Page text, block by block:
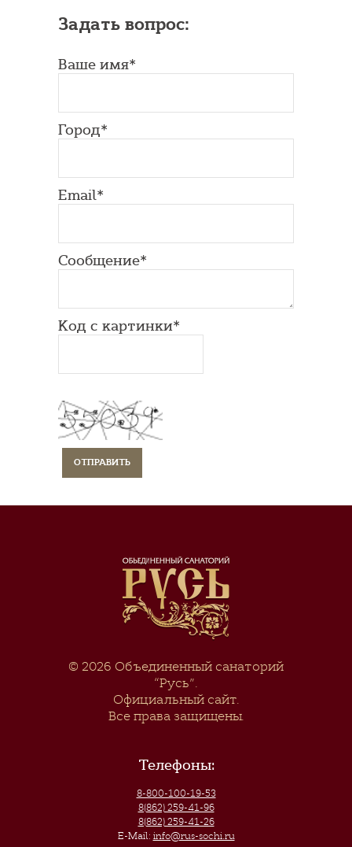
Задать вопрос:
Ваше имя*
Город*
Email*
Сообщение*
Код с картинки*
© 2026 Объединенный санаторий
“Русь”.
Официальный сайт.
Все права защищены.
Телефоны:
8-800-100-19-53
8(862) 259-41-96
8(862) 259-41-26
E-Mail: info@rus-sochi.ru